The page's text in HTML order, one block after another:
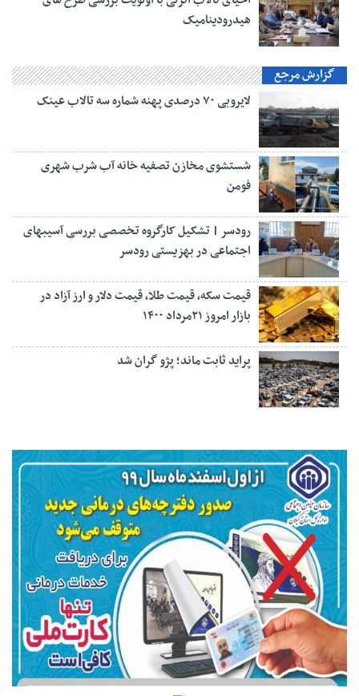
هیدرودینامیک
گزارش مرجع
لایروبی ۷۰ درصدی پهنه شماره سه تالاب عینک
شستشوی مخازن تصفیه خانه آب شرب شهری
فومن
رودسر | تشکیل کارگروه تخصصی بررسی آسیبهای
اجتماعی در بهزیستی رودسر
قیمت سکه، قیمت طلا، قیمت دلار و ارز آزاد در
بازار امروز ۲۱مرداد ۱۴۰۰
پراید ثابت ماند؛ پژو گران شد